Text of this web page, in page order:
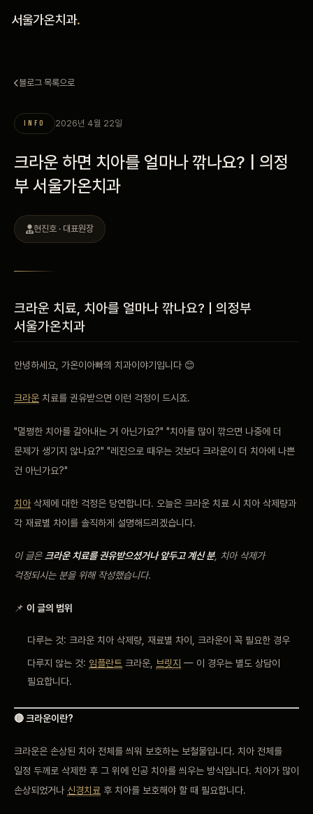
서울가온치과.
의료진
안내
비포 애프터
공지사항
자주 묻는 질문
블로그 목록으로
INFO 2026년 4월 22일
크라운 하면 치아를 얼마나 깎나요? | 의정
부 서울가온치과
현진호 · 대표원장
크라운 치료, 치아를 얼마나 깎나요? | 의정부
서울가온치과
안녕하세요, 가온이아빠의 치과이야기입니다 😊
크라운 치료를 권유받으면 이런 걱정이 드시죠.
"멀쩡한 치아를 갈아내는 거 아닌가요?" "치아를 많이 깎으면 나중에 더
문제가 생기지 않나요?" "레진으로 때우는 것보다 크라운이 더 치아에 나쁜
건 아닌가요?"
치아 삭제에 대한 걱정은 당연합니다. 오늘은 크라운 치료 시 치아 삭제량과
각 재료별 차이를 솔직하게 설명해드리겠습니다.
이 글은크라운 치료를 권유받으셨거나 앞두고 계신 분, 치아 삭제가
걱정되시는 분을 위해 작성했습니다.
📌 이 글의 범위
다루는 것: 크라운 치아 삭제량, 재료별 차이, 크라운이 꼭 필요한 경우
다루지 않는 것: 임플란트 크라운, 브릿지 — 이 경우는 별도 상담이
필요합니다.
🔴 크라운이란?
크라운은 손상된 치아 전체를 씌워 보호하는 보철물입니다. 치아 전체를
일정 두께로 삭제한 후 그 위에 인공 치아를 씌우는 방식입니다. 치아가 많이
손상되었거나 신경치료 후 치아를 보호해야 할 때 필요합니다.